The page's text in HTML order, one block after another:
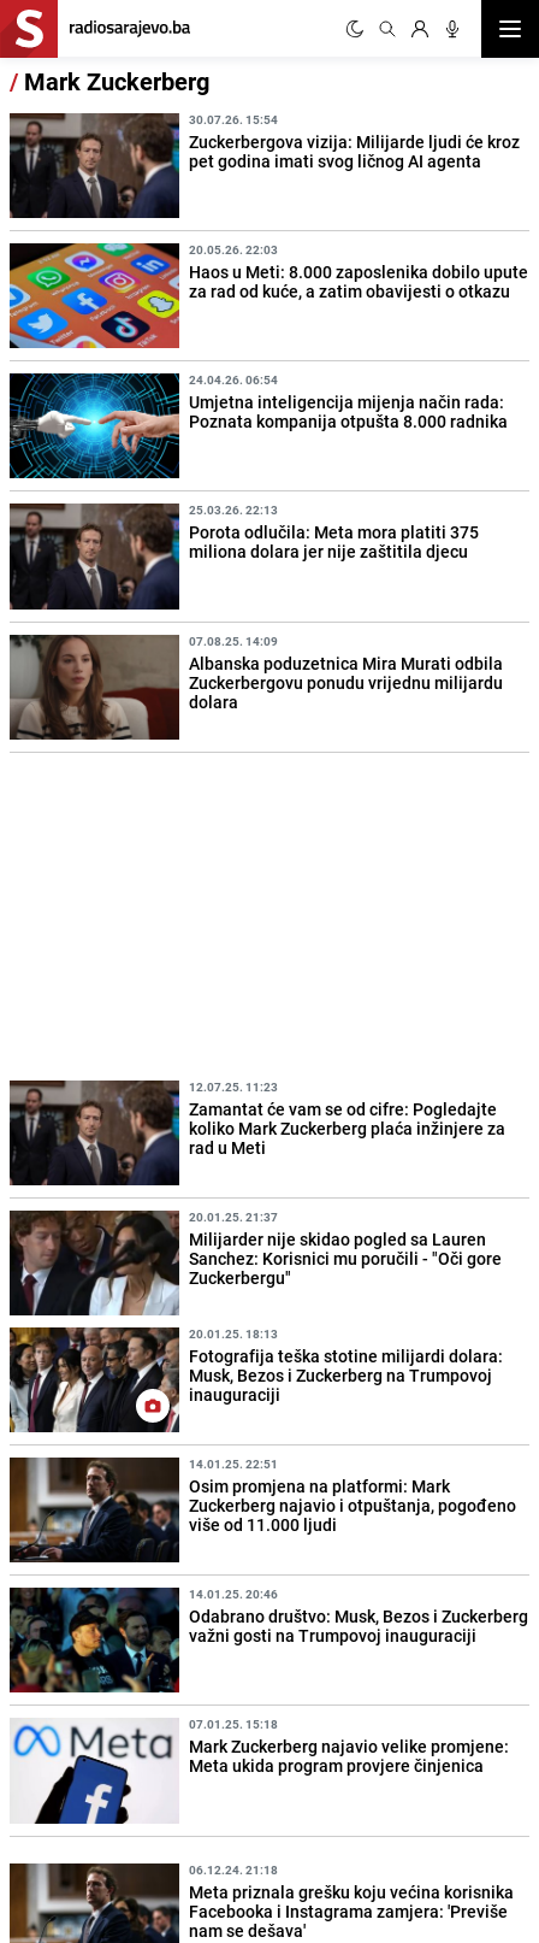
/ Mark Zuckerberg
30.07.26. 15:54
Zuckerbergova vizija: Milijarde ljudi će kroz
pet godina imati svog ličnog AI agenta
20.05.26. 22:03
Haos u Meti: 8.000 zaposlenika dobilo upute
za rad od kuće, a zatim obavijesti o otkazu
24.04.26. 06:54
Umjetna inteligencija mijenja način rada:
Poznata kompanija otpušta 8.000 radnika
25.03.26. 22:13
Porota odlučila: Meta mora platiti 375
miliona dolara jer nije zaštitila djecu
07.08.25. 14:09
Albanska poduzetnica Mira Murati odbila
Zuckerbergovu ponudu vrijednu milijardu
dolara
12.07.25. 11:23
Zamantat će vam se od cifre: Pogledajte
koliko Mark Zuckerberg plaća inžinjere za
rad u Meti
20.01.25. 21:37
Milijarder nije skidao pogled sa Lauren
Sanchez: Korisnici mu poručili - "Oči gore
Zuckerbergu"
20.01.25. 18:13
Fotografija teška stotine milijardi dolara:
Musk, Bezos i Zuckerberg na Trumpovoj
inauguraciji
14.01.25. 22:51
Osim promjena na platformi: Mark
Zuckerberg najavio i otpuštanja, pogođeno
više od 11.000 ljudi
14.01.25. 20:46
Odabrano društvo: Musk, Bezos i Zuckerberg
važni gosti na Trumpovoj inauguraciji
07.01.25. 15:18
Mark Zuckerberg najavio velike promjene:
Meta ukida program provjere činjenica
06.12.24. 21:18
Meta priznala grešku koju većina korisnika
Facebooka i Instagrama zamjera: 'Previše
nam se dešava'